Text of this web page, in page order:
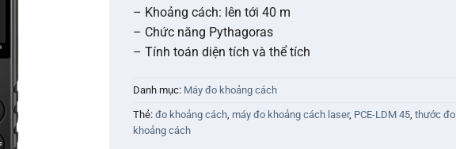
– Khoảng cách: lên tới 40 m
– Chức năng Pythagoras
– Tính toán diện tích và thể tích
Danh mục: Máy đo khoảng cách
Thẻ: đo khoảng cách, máy đo khoảng cách laser, PCE-LDM 45, thước đo
khoảng cách